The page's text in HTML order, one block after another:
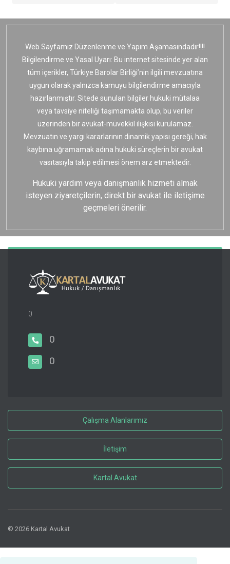
Web Sayfamız Düzenlenme ve Yapım Aşamasındadır!!!!
Bilgilendirme ve Yasal Uyarı: Bu internet sitesinde yer alan
tüm içerikler, Türkiye Barolar Birliği’nin ilgili mevzuatına
uygun olarak yalnızca kamuyu bilgilendirme amacıyla
hazırlanmıştır. Sitede sunulan bilgiler hukuki mütalaa
veya tavsiye niteliği taşımamakta olup, bu veriler
üzerinden bir avukat-müvekkil ilişkisi kurulamaz.
Mevzuatın ve yargı kararlarının dinamik yapısı gereği, hak
kaybına uğramamak adına hukuki süreçlerin bir avukat
vasıtasıyla takip edilmesi önem arz etmektedir.
Hukuki yardım veya danışmanlık hizmeti almak
isteyen ziyaretçilerin, direkt bir avukat ile iletişime
geçmeleri önerilir.
0
0
0
Çalışma Alanlarımız
İletişim
Kartal Avukat
© 2026 Kartal Avukat